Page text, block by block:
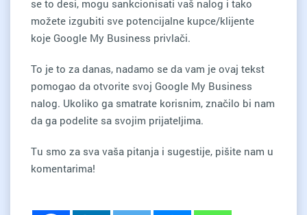
se to desi, mogu sankcionisati vaš nalog i tako
možete izgubiti sve potencijalne kupce/klijente
koje Google My Business privlači.
To je to za danas, nadamo se da vam je ovaj tekst
pomogao da otvorite svoj Google My Business
nalog. Ukoliko ga smatrate korisnim, značilo bi nam
da ga podelite sa svojim prijateljima.
Tu smo za sva vaša pitanja i sugestije, pišite nam u
komentarima!